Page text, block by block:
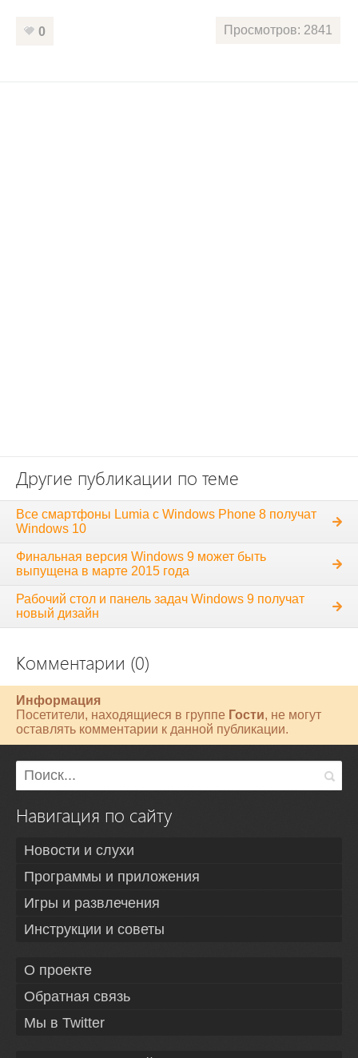
0 Просмотров: 2841
Другие публикации по теме
Все смартфоны Lumia с Windows Phone 8 получат
Windows 10
Финальная версия Windows 9 может быть
выпущена в марте 2015 года
Рабочий стол и панель задач Windows 9 получат
новый дизайн
Комментарии (0)
Информация
Посетители, находящиеся в группе Гости, не могут
оставлять комментарии к данной публикации.
Навигация по сайту
Новости и слухи
Программы и приложения
Игры и развлечения
Инструкции и советы
О проекте
Обратная связь
Мы в Twitter